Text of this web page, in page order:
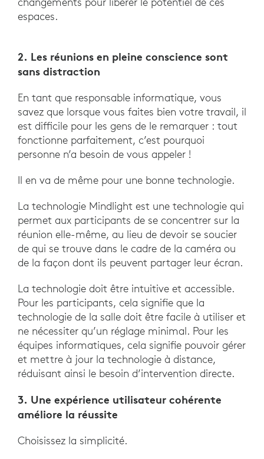
espaces.
2. Les réunions en pleine conscience sont
sans distraction
En tant que responsable informatique, vous
savez que lorsque vous faites bien votre travail, il
est difficile pour les gens de le remarquer : tout
fonctionne parfaitement, c’est pourquoi
personne n’a besoin de vous appeler !
Il en va de même pour une bonne technologie.
La technologie Mindlight est une technologie qui
permet aux participants de se concentrer sur la
réunion elle-même, au lieu de devoir se soucier
de qui se trouve dans le cadre de la caméra ou
de la façon dont ils peuvent partager leur écran.
La technologie doit être intuitive et accessible.
Pour les participants, cela signifie que la
technologie de la salle doit être facile à utiliser et
ne nécessiter qu’un réglage minimal. Pour les
équipes informatiques, cela signifie pouvoir gérer
et mettre à jour la technologie à distance,
réduisant ainsi le besoin d’intervention directe.
3. Une expérience utilisateur cohérente
améliore la réussite
Choisissez la simplicité.